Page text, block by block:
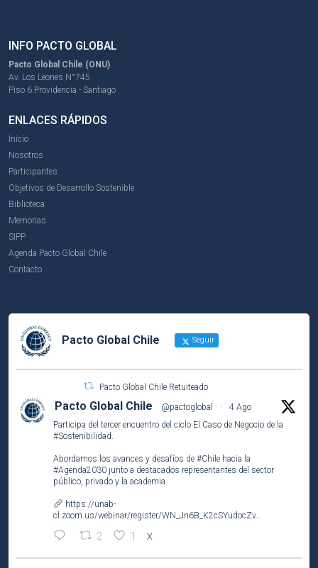
INFO PACTO GLOBAL
Pacto Global Chile (ONU)
Av. Los Leones N°745
Piso 6 Providencia - Santiago
ENLACES RÁPIDOS
Inicio
Nosotros
Participantes
Objetivos de Desarrollo Sostenible
Biblioteca
Memorias
SIPP
Agenda Pacto Global Chile
Contacto
Pacto Global Chile Seguir
Pacto Global Chile Retuiteado
Pacto Global Chile @pactoglobal ·
4 Ago
Participa del tercer encuentro del ciclo El Caso de Negocio de la
#Sostenibilidad
Abordamos los avances y desafíos de #Chile hacia la
#Agenda2030 junto a destacados representantes del sector
público, privado y la academia.
https://unab-
cl.zoom.us/webinar/register/WN_Jn6B_K2cSYudocZv...
2 1 X